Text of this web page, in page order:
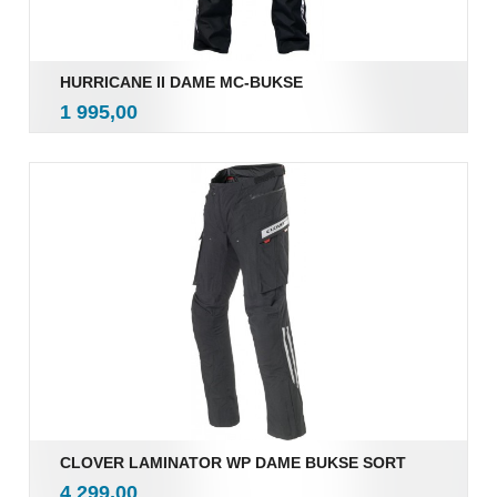
HURRICANE II DAME MC-BUKSE
Pris
1 995,00mva.
CLOVER LAMINATOR WP DAME BUKSE SORT
Pris
4 299,00